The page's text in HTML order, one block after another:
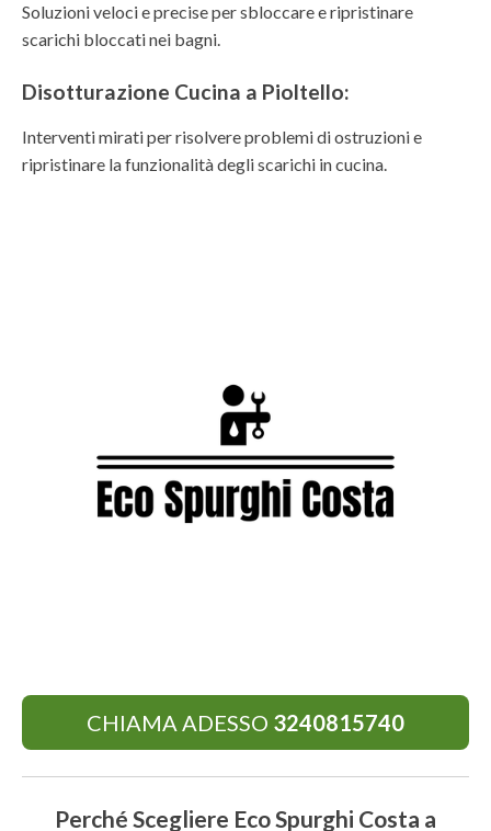
Soluzioni veloci e precise per sbloccare e ripristinare
scarichi bloccati nei bagni.
Disotturazione Cucina a Pioltello:
Interventi mirati per risolvere problemi di ostruzioni e
ripristinare la funzionalità degli scarichi in cucina.
CHIAMA ADESSO 3240815740
Perché Scegliere Eco Spurghi Costa a